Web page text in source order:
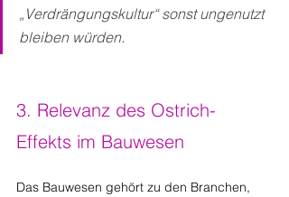
„Verdrängungskultur“ sonst ungenutzt
bleiben würden.
3. Relevanz des Ostrich-
Effekts im Bauwesen
Das Bauwesen gehört zu den Branchen,